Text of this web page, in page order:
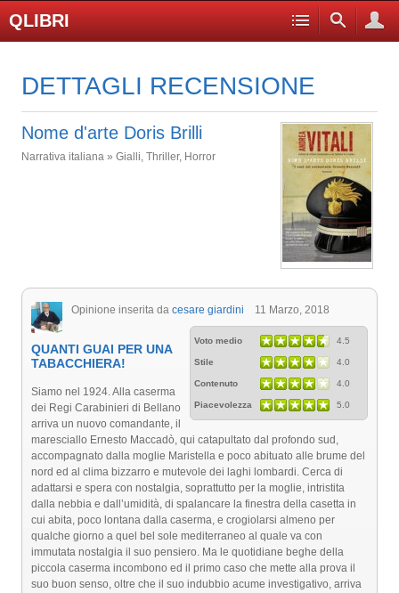
QLIBRI
DETTAGLI RECENSIONE
Nome d'arte Doris Brilli
Narrativa italiana » Gialli, Thriller, Horror
Opinione inserita da cesare giardini 11 Marzo, 2018
Voto medio 4.5
Stile 4.0
Contenuto 4.0
Piacevolezza 5.0
QUANTI GUAI PER UNA
TABACCHIERA!
Siamo nel 1924. Alla caserma
dei Regi Carabinieri di Bellano
arriva un nuovo comandante, il
maresciallo Ernesto Maccadò, qui catapultato dal profondo sud,
accompagnato dalla moglie Maristella e poco abituato alle brume del
nord ed al clima bizzarro e mutevole dei laghi lombardi. Cerca di
adattarsi e spera con nostalgia, soprattutto per la moglie, intristita
dalla nebbia e dall’umidità, di spalancare la finestra della casetta in
cui abita, poco lontana dalla caserma, e crogiolarsi almeno per
qualche giorno a quel bel sole mediterraneo al quale va con
immutata nostalgia il suo pensiero. Ma le quotidiane beghe della
piccola caserma incombono ed il primo caso che mette alla prova il
suo buon senso, oltre che il suo indubbio acume investigativo, arriva